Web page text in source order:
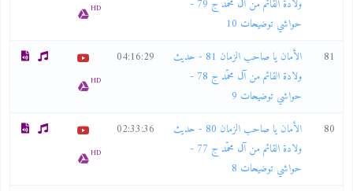
ولادة القائم من آل محمّد ج 79 -
حواشي توضيحات 10
HD
81
الأمان يا صاحب الزمان 81 - حديث
ولادة القائم من آل محمّد ج 78 -
حواشي توضيحات 9
04:16:29
HD
80
الأمان يا صاحب الزمان 80 - حديث
ولادة القائم من آل محمّد ج 77 -
حواشي توضيحات 8
02:33:36
HD